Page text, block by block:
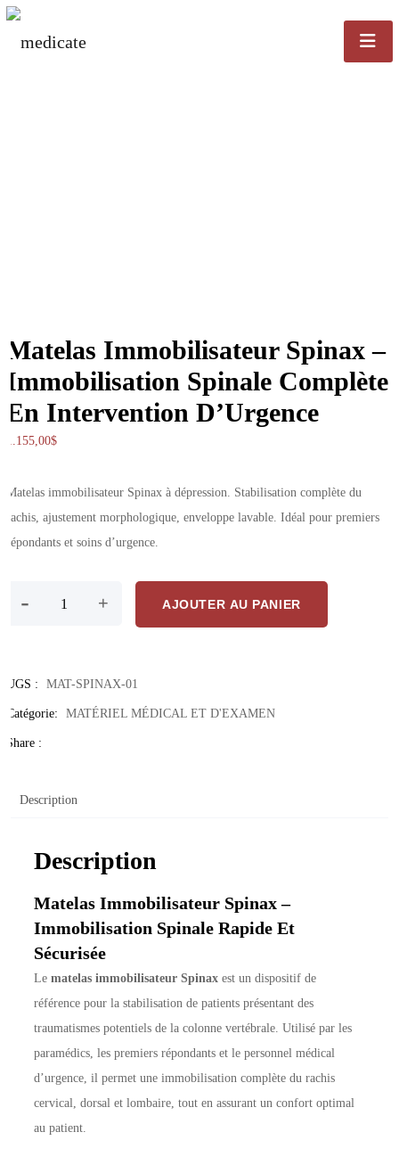
Matelas Immobilisateur Spinax –
Immobilisation Spinale Complète
En Intervention D’Urgence
1.155,00$
Matelas immobilisateur Spinax à dépression. Stabilisation complète du
rachis, ajustement morphologique, enveloppe lavable. Idéal pour premiers
répondants et soins d’urgence.
- + AJOUTER AU PANIER
UGS : MAT-SPINAX-01
Catégorie: MATÉRIEL MÉDICAL ET D'EXAMEN
Share :
Description
Description
Matelas Immobilisateur Spinax –
Immobilisation Spinale Rapide Et
Sécurisée
Lematelas immobilisateur Spinax est un dispositif de
référence pour la stabilisation de patients présentant des
traumatismes potentiels de la colonne vertébrale. Utilisé par les
paramédics, les premiers répondants et le personnel médical
d’urgence, il permet une immobilisation complète du rachis
cervical, dorsal et lombaire, tout en assurant un confort optimal
au patient.